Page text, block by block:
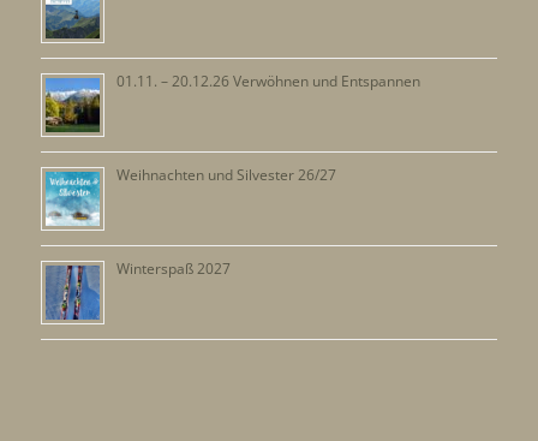
01.11. – 20.12.26 Verwöhnen und Entspannen
Weihnachten und Silvester 26/27
Winterspaß 2027